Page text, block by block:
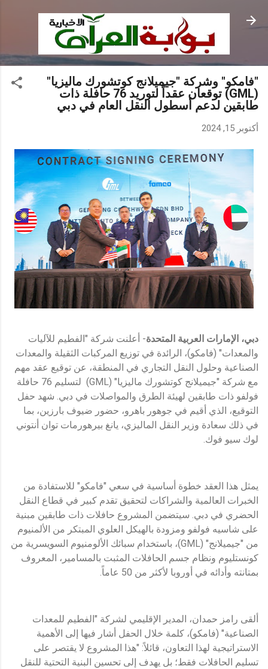
التخطي إلى المحتوى الرئيسي
"فامكو" وشركة "جيميلانج كوتشورك ماليزيا"
(GML) توقعان عقداً لتوريد 76 حافلة ذات
طابقين لدعم أسطول النقل العام في دبي
أكتوبر 15, 2024
دبي، الإمارات العربية المتحدة- أعلنت شركة "الفطيم للآليات
والمعدات" (فامكو)، الرائدة في توزيع المركبات الثقيلة والمعدات
الصناعية وحلول النقل التجاري في المنطقة، عن توقيع عقد مهم
مع شركة "جيميلانج كوتشورك ماليزيا" (GML) لتسليم 76 حافلة
فولفو ذات طابقين لهيئة الطرق والمواصلات في دبي. شهد حفل
التوقيع، الذي أقيم في جوهور باهرو، حضور ضيوف بارزين، بما
في ذلك سعادة وزير النقل الماليزي، يانغ بيرهورمات توان أنتوني
لوك سيو فوك.
يمثل هذا العقد خطوة أساسية في سعي "فامكو" للاستفادة من
الخبرات العالمية والشراكات لتحقيق تقدم كبير في قطاع النقل
الحضري في دبي. سيتضمن المشروع حافلات ذات طابقين مبنية
على شاسيه فولفو ومزودة بالهيكل العلوي المبتكر من الألمنيوم
من "جيميلانج" (GML)، باستخدام سبائك الألومنيوم السويسرية من
كونستليوم ونظام جسم الحافلات المثبت بالمسامير، المعروف
بمتانته وأدائه في أوروبا لأكثر من 50 عاماً.
ألقى رامز حمدان، المدير الإقليمي لشركة "الفطيم للمعدات
الصناعية" (فامكو)، كلمة خلال الحفل أشار فيها إلى الأهمية
الاستراتيجية لهذا التعاون، قائلاً: "هذا المشروع لا يقتصر على
تسليم الحافلات فقط؛ بل يهدف إلى تحسين البنية التحتية للنقل